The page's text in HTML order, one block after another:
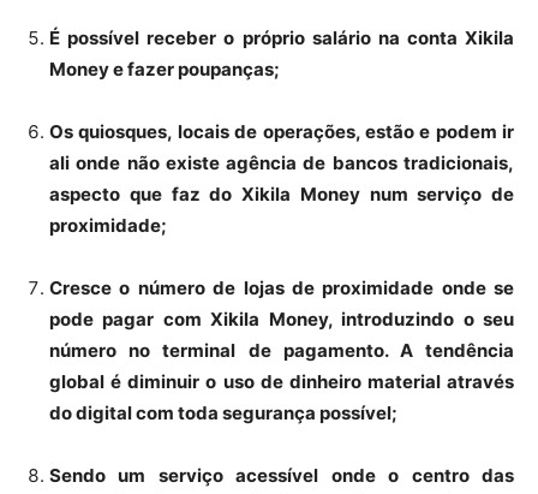
É possível receber o próprio salário na conta Xikila
Money e fazer poupanças;
Os quiosques, locais de operações, estão e podem ir
ali onde não existe agência de bancos tradicionais,
aspecto que faz do Xikila Money num serviço de
proximidade;
Cresce o número de lojas de proximidade onde se
pode pagar com Xikila Money, introduzindo o seu
número no terminal de pagamento. A tendência
global é diminuir o uso de dinheiro material através
do digital com toda segurança possível;
Sendo um serviço acessível onde o centro das